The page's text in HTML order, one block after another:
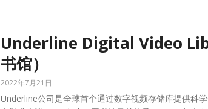
Underline Digital Video
书馆）
2022年7月21日
Underline公司是全球首个通过数字视频存储库提供科